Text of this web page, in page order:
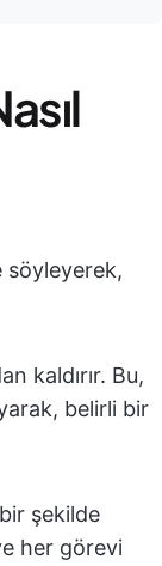
söyleyerek,
kaldırır. Bu,
belirli bir
şekilde
her görevi